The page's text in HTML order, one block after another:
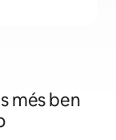
més ben